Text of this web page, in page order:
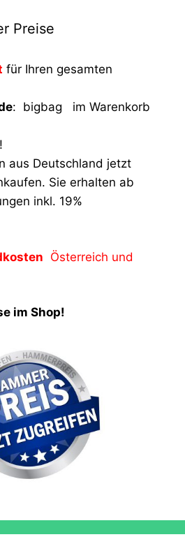
Preise
für Ihren gesamten
: bigbag im Warenkorb
aus Deutschland jetzt
Sie erhalten ab
inkl. 19%
Österreich und
im Shop!